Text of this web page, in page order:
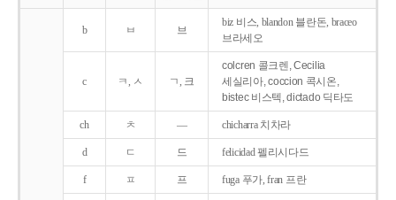
b ㅂ 브
biz 비스, blandon 블란돈, braceo
브라세오
c ㅋ, ㅅ ㄱ, 크
colcren 콜크렌, Cecilia
세실리아, coccion 콕시온,
bistec 비스텍, dictado 딕타도
ch ㅊ ― chicharra 치차라
d ㄷ 드 felicidad 펠리시다드
f ㅍ 프 fuga 푸가, fran 프란